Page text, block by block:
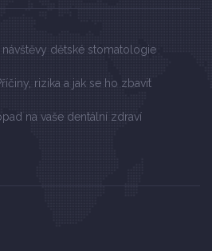
dětské stomatologie
rizika a jak se ho zbavit
na vaše dentální zdraví